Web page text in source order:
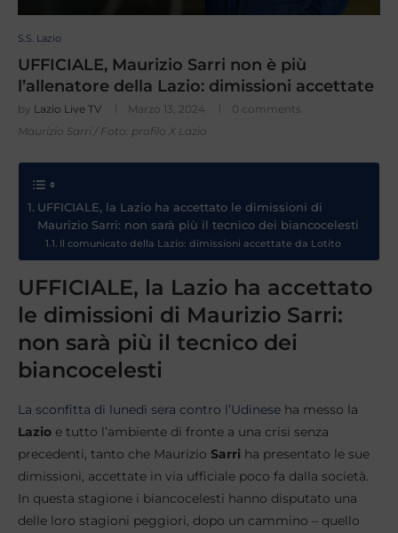
S.S. Lazio
UFFICIALE, Maurizio Sarri non è più
l’allenatore della Lazio: dimissioni accettate
by Lazio Live TV Marzo 13, 2024
0 comments
Maurizio Sarri / Foto: profilo X Lazio
UFFICIALE, la Lazio ha accettato le dimissioni di
Maurizio Sarri: non sarà più il tecnico dei biancocelesti
Il comunicato della Lazio: dimissioni accettate da Lotito
UFFICIALE, la Lazio ha accettato
le dimissioni di Maurizio Sarri:
non sarà più il tecnico dei
biancocelesti
La sconfitta di lunedì sera contro l’Udinese ha messo la
Lazio e tutto l’ambiente di fronte a una crisi senza
precedenti, tanto che Maurizio Sarri ha presentato le sue
dimissioni, accettate in via ufficiale poco fa dalla società.
In questa stagione i biancocelesti hanno disputato una
delle loro stagioni peggiori, dopo un cammino – quello